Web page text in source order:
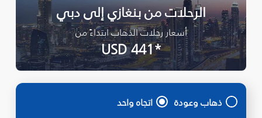
الرحلات من بنغازي إلى دبي
أسعار رحلات الذهاب ابتداءً من
*USD 441
ذهاب وعودة اتجاه واحد